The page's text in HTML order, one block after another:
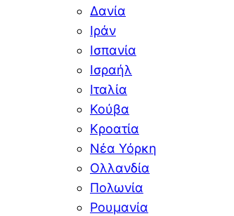
Δανία
Ιράν
Ισπανία
Ισραήλ
Ιταλία
Κούβα
Κροατία
Νέα Υόρκη
Ολλανδία
Πολωνία
Ρουμανία